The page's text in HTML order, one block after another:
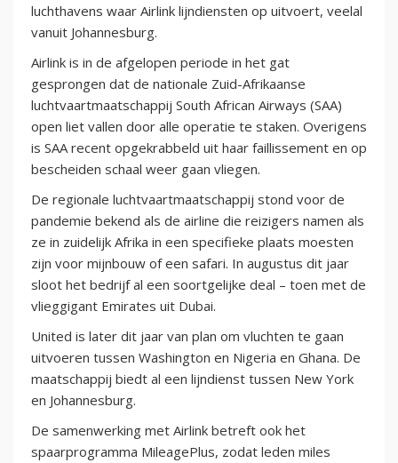
luchthavens waar Airlink lijndiensten op uitvoert, veelal
vanuit Johannesburg.
Airlink is in de afgelopen periode in het gat
gesprongen dat de nationale Zuid-Afrikaanse
luchtvaartmaatschappij South African Airways (SAA)
open liet vallen door alle operatie te staken. Overigens
is SAA recent opgekrabbeld uit haar faillissement en op
bescheiden schaal weer gaan vliegen.
De regionale luchtvaartmaatschappij stond voor de
pandemie bekend als de airline die reizigers namen als
ze in zuidelijk Afrika in een specifieke plaats moesten
zijn voor mijnbouw of een safari. In augustus dit jaar
sloot het bedrijf al een soortgelijke deal – toen met de
vlieggigant Emirates uit Dubai.
United is later dit jaar van plan om vluchten te gaan
uitvoeren tussen Washington en Nigeria en Ghana. De
maatschappij biedt al een lijndienst tussen New York
en Johannesburg.
De samenwerking met Airlink betreft ook het
spaarprogramma MileagePlus, zodat leden miles